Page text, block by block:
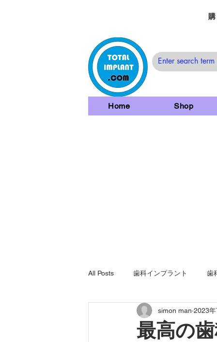
Home Shop
All Posts 歯科インプラント 歯
歯科用X線装置 歯科用機器
最高の
simon man 2023